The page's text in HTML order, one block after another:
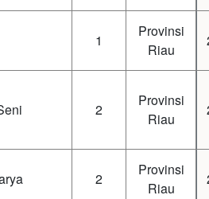
1
Provinsi
Riau
2
Provinsi
Riau
2
Provinsi
Riau